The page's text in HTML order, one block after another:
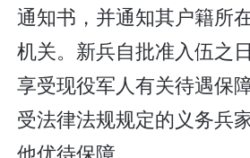
通知书，并通知其户籍所
机关。新兵自批准入伍之
享受现役军人有关待遇保
受法律法规规定的义务兵
他优待保障。